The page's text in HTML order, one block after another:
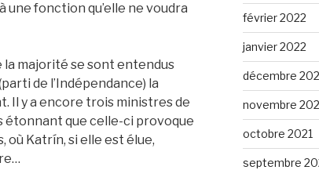
fonction qu’elle ne voudra
la majorité se sont entendus
de l’Indépendance) la
Il y a encore trois ministres de
étonnant que celle-ci provoque
où Katrín, si elle est élue,
février 2022
janvier 2022
décembre
novembre
octobre 2021
septembre